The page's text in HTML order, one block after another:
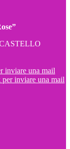
inviare una mail
inviare una mail